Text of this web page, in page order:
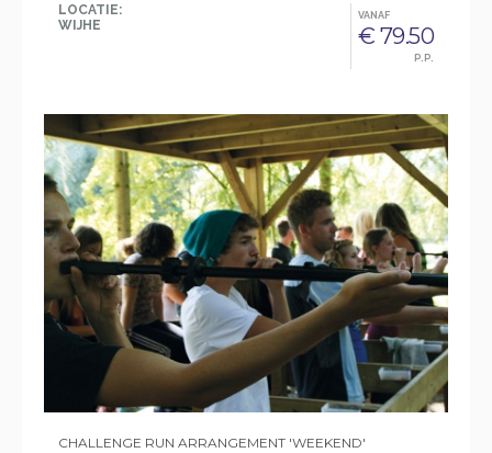
LOCATIE:
WIJHE
VANAF
€ 79.50
P.P.
CHALLENGE RUN ARRANGEMENT 'WEEKEND'